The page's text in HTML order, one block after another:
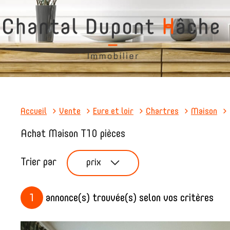
Accueil Vente Eure et loir Chartres Maison
Achat Maison T10 pièces
Trier par prix
1 annonce(s) trouvée(s) selon vos critères